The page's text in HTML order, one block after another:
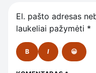
El. pašto adresas
laukeliai pažymėti *
B I 😀